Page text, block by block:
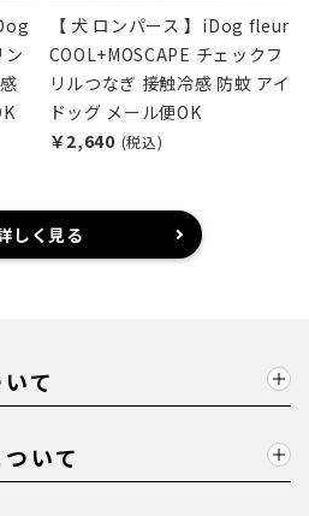
ン
【 犬 ロンパース 】iDog fleur
COOL+MOSCAPE チェックフ
リルつなぎ 接触冷感 防蚊 アイ
ドッグ メール便OK
￥2,640 (税込)
しく見る
て
いて